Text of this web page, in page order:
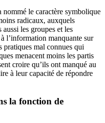
le caractère symbolique
radicaux, auxquels
les groupes et les
l’information manquante sur
pratiques mal connues qui
menacent moins les partis
croire qu’ils ont manqué au
à leur capacité de répondre
la fonction de